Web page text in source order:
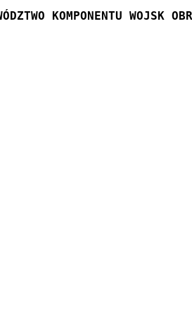
KOMPONENTU WOJSK